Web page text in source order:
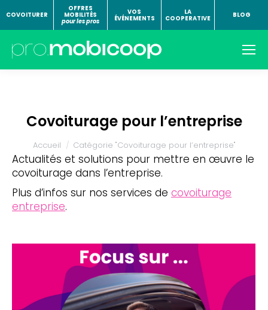
COVOITURER
OFFRES
MOBILITÉS
pour les pros
VOS
ÉVÉNEMENTS
LA
COOPERATIVE
BLOG
Covoiturage pour l’entreprise
Vous êtes ici :
Accueil Catégorie "Covoiturage pour l’entreprise"
Actualités et solutions pour mettre en œuvre le
covoiturage dans l’entreprise.
Plus d’infos sur nos services de covoiturage
entreprise.